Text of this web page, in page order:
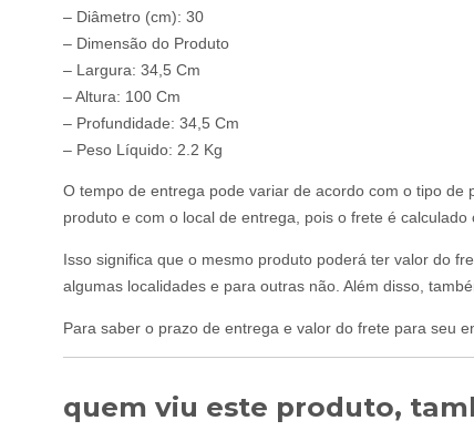
– Diâmetro (cm): 30
– Dimensão do Produto
– Largura: 34,5 Cm
– Altura: 100 Cm
– Profundidade: 34,5 Cm
– Peso Líquido: 2.2 Kg
O tempo de entrega pode variar de acordo com o tipo
produto e com o local de entrega, pois o frete é
Isso significa que o mesmo produto poderá ter valor do
algumas localidades e para outras não. Além disso,
Para saber o prazo de entrega e valor do frete para seu
quem viu este produto,